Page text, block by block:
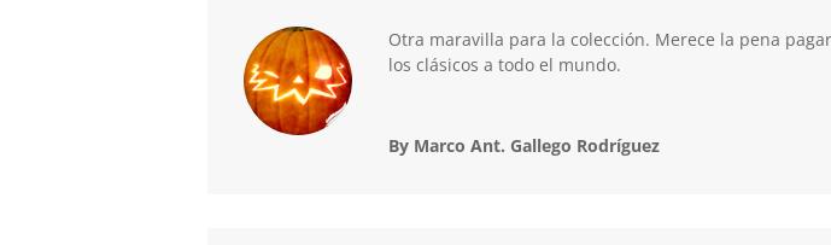
Otra maravilla para la colección. Merece la pena
los clásicos a todo el mundo.
By Marco Ant. Gallego Rodríguez